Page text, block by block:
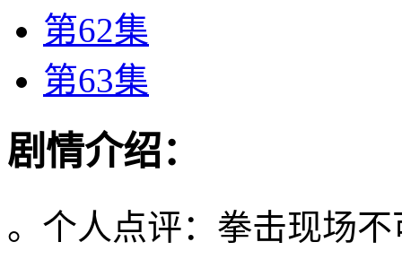
第62集
第63集
剧情介绍：
。个人点评：拳击现场